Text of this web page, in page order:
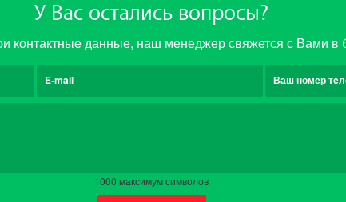
У Вас остались вопросы?
контактные данные, наш менеджер свяжется с Вами
E-mail Ваш номер
1000 максимум символов